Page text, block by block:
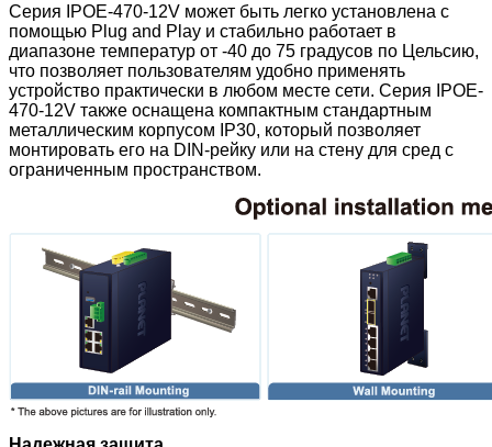
Серия IPOE-470-12V может быть легко установлена ​​с
помощью Plug and Play и стабильно работает в
диапазоне температур от -40 до 75 градусов по Цельсию,
что позволяет пользователям удобно применять
устройство практически в любом месте сети. Серия IPOE-
470-12V также оснащена компактным стандартным
металлическим корпусом IP30, который позволяет
монтировать его на DIN-рейку или на стену для сред с
ограниченным пространством.